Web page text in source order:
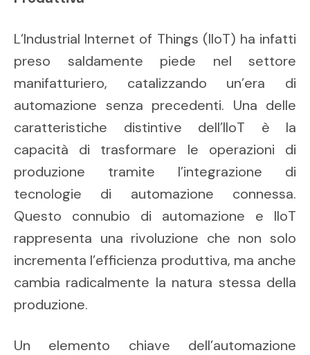
L’Industrial Internet of Things (IIoT) ha infatti
preso saldamente piede nel settore
manifatturiero, catalizzando un’era di
automazione senza precedenti. Una delle
caratteristiche distintive dell’IIoT è la
capacità di trasformare le operazioni di
produzione tramite l’integrazione di
tecnologie di automazione connessa.
Questo connubio di automazione e IIoT
rappresenta una rivoluzione che non solo
incrementa l’efficienza produttiva, ma anche
cambia radicalmente la natura stessa della
produzione.
Un elemento chiave dell’automazione